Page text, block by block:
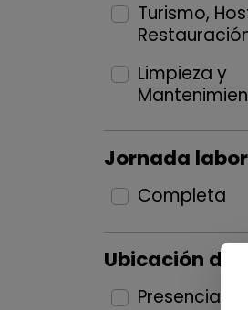
Turismo,
Limpieza y
Jornada
Completa
Ubicación del
Presencial